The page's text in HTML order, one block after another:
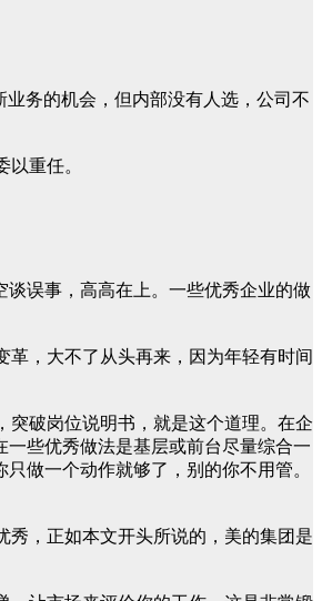
务的机会，但内部没有人选，公司不
重任。
误事，高高在上。一些优秀企业的做
，大不了从头再来，因为年轻有时间
突破岗位说明书，就是这个道理。在企
些优秀做法是基层或前台尽量综合一
做一个动作就够了，别的你不用管。
秀，正如本文开头所说的，美的集团是